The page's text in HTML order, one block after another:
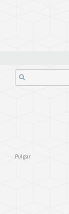
Pulgar